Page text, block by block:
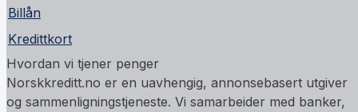
Billån
Kredittkort
Hvordan vi tjener penger
Norskkreditt.no er en uavhengig, annonsebasert utgiver
og sammenligningstjeneste. Vi samarbeider med banker,